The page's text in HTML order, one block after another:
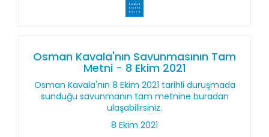
Osman Kavala'nın Savunmasının Tam
Metni - 8 Ekim 2021
Osman Kavala'nın 8 Ekim 2021 tarihli duruşmada
sunduğu savunmanın tam metnine buradan
ulaşabilirsiniz.
8 Ekim 2021